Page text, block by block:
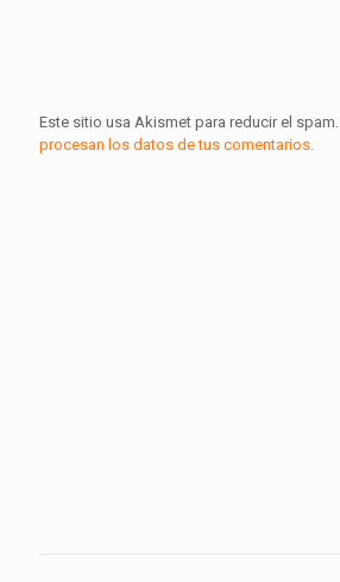
Este sitio usa Akismet para reducir el spam.
procesan los datos de tus comentarios.